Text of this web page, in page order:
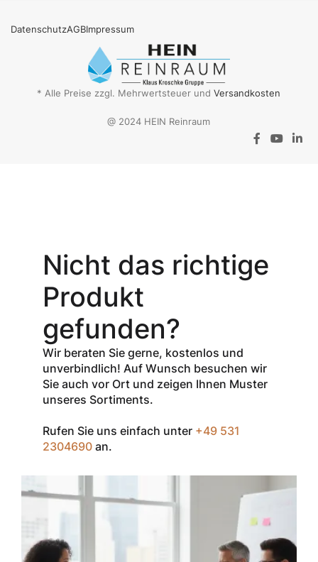
DatenschutzAGBImpressum
* Alle Preise zzgl. Mehrwertsteuer undVersandkosten
@ 2024 HEIN Reinraum
Gutschein-Code
INSPEC30
erhalten Sie
% Rabattauf
den Netto-
Verkaufspreis
aller Produkte
der Marke
InSpec von
Zum Einlösen
geben Sie den
Warenkorb oder
an der Kasse
nur einmal pro
Nicht das richtige
Produkt
gefunden?
Wir beraten Sie gerne, kostenlos und
unverbindlich! Auf Wunsch besuchen wir
Sie auch vor Ort und zeigen Ihnen Muster
unseres Sortiments.
Rufen Sie uns einfach unter +49 531
2304690 an.